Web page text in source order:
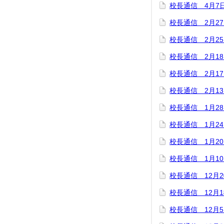
校長通信 4月7
校長通信 2月27
校長通信 2月25
校長通信 2月18
校長通信 2月17
校長通信 2月
校長通信 1月28
校長通信 1月24
校長通信 1月20
校長通信 1月10
校長通信 12月
校長通信 12月
校長通信 12月5